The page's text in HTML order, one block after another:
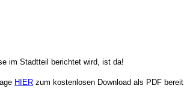
im Stadtteil berichtet wird, ist da!
HIER zum kostenlosen Download als PDF bereit.